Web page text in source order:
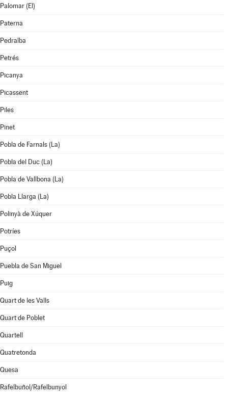
Palomar (El)
Paterna
Pedralba
Petrés
Picanya
Picassent
Piles
Pinet
Pobla de Farnals (La)
Pobla del Duc (La)
Pobla de Vallbona (La)
Pobla Llarga (La)
Polinyà de Xúquer
Potríes
Puçol
Puebla de San Miguel
Puig
Quart de les Valls
Quart de Poblet
Quartell
Quatretonda
Quesa
Rafelbuñol/Rafelbunyol